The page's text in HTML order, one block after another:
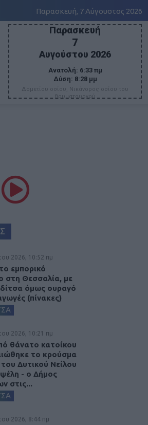
Παρασκευή, 7 Αύγουστος 2026
Παρασκευή
7
Αυγούστου 2026
Ανατολή: 6:33 πμ
Δύση: 8:28 μμ
Δομετίου οσίου, Νικάνορος οσίου του
θαυματουργού
2026, 10:52 πμ
εμπορικό
στη Θεσσαλία, με
όμως ουραγό
(πίνακες)
2026, 10:21 πμ
θάνατο κατοίκου
το κρούσμα
Δυτικού Νείλου
- ο Δήμος
στις...
2026, 8:44 πμ